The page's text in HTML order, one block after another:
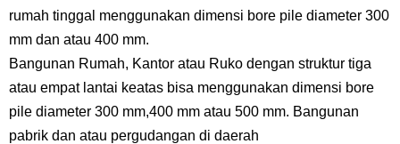
rumah tinggal menggunakan dimensi bore pile diameter 300
mm dan atau 400 mm.
Bangunan Rumah, Kantor atau Ruko dengan struktur tiga
atau empat lantai keatas bisa menggunakan dimensi bore
pile diameter 300 mm,400 mm atau 500 mm. Bangunan
pabrik dan atau pergudangan di daerah